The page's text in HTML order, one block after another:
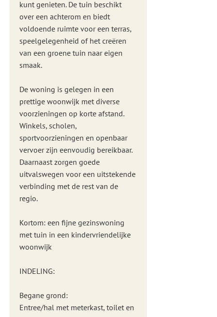
kunt genieten. De tuin beschikt
over een achterom en biedt
voldoende ruimte voor een terras,
speelgelegenheid of het creëren
van een groene tuin naar eigen
smaak.
De woning is gelegen in een
prettige woonwijk met diverse
voorzieningen op korte afstand.
Winkels, scholen,
sportvoorzieningen en openbaar
vervoer zijn eenvoudig bereikbaar.
Daarnaast zorgen goede
uitvalswegen voor een uitstekende
verbinding met de rest van de
regio.
Kortom: een fijne gezinswoning
met tuin in een kindervriendelijke
woonwijk
INDELING:
Begane grond:
Entree/hal met meterkast, toilet en